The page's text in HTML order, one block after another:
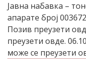
Јавна набавка –
апарате број
Позив преузети
преузети овде.
може се преузети